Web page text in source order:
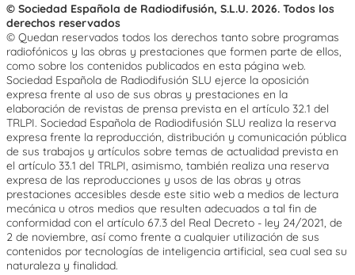
© Sociedad Española de Radiodifusión, S.L.U. 2026. Todos los
derechos reservados
© Quedan reservados todos los derechos tanto sobre programas
radiofónicos y las obras y prestaciones que formen parte de ellos,
como sobre los contenidos publicados en esta página web.
Sociedad Española de Radiodifusión SLU ejerce la oposición
expresa frente al uso de sus obras y prestaciones en la
elaboración de revistas de prensa prevista en el artículo 32.1 del
TRLPI. Sociedad Española de Radiodifusión SLU realiza la reserva
expresa frente la reproducción, distribución y comunicación pública
de sus trabajos y artículos sobre temas de actualidad prevista en
el artículo 33.1 del TRLPI, asimismo, también realiza una reserva
expresa de las reproducciones y usos de las obras y otras
prestaciones accesibles desde este sitio web a medios de lectura
mecánica u otros medios que resulten adecuados a tal fin de
conformidad con el artículo 67.3 del Real Decreto - ley 24/2021, de
2 de noviembre, así como frente a cualquier utilización de sus
contenidos por tecnologías de inteligencia artificial, sea cual sea su
naturaleza y finalidad.